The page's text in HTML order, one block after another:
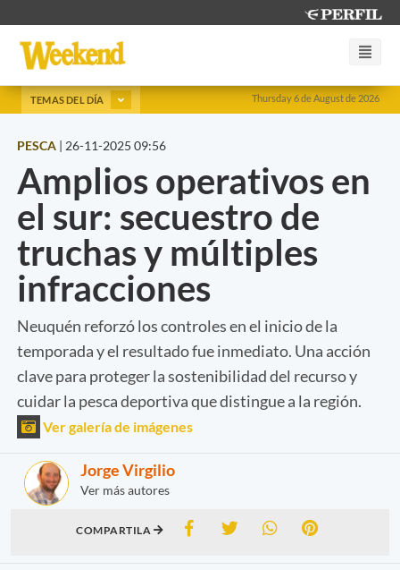
Thursday 6 de August de 2026
TEMAS DEL DÍA
PESCA | 26-11-2025 09:56
Amplios operativos en
el sur: secuestro de
truchas y múltiples
infracciones
Neuquén reforzó los controles en el inicio de la
temporada y el resultado fue inmediato. Una acción
clave para proteger la sostenibilidad del recurso y
cuidar la pesca deportiva que distingue a la región.
Ver galería de imágenes
Jorge Virgilio
Ver más autores
COMPARTILA